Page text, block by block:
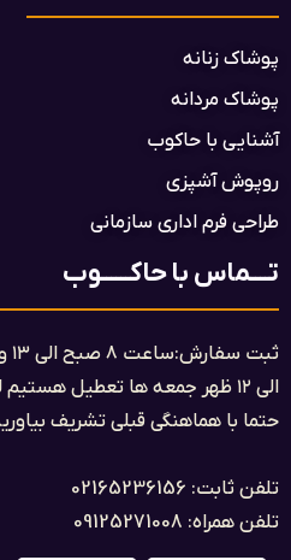
پوشاک زنانه
پوشاک مردانه
آشنایی با حاکوب
روپوش آشپزی
طراحی فرم اداری سازمانی
تــــماس با حاکــــــوب
الی ۱۲ ظهر جمعه ها تعطیل
حتما با هماهنگی قبلی تشریف
تلفن ثابت: 02165236156
تلفن همراه: 09125271008